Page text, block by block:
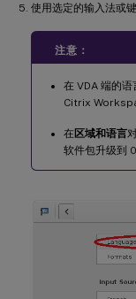
使用选定的输入法或
注意：
在 VDA 端的
Citrix
在区域和语言
软件包升级到